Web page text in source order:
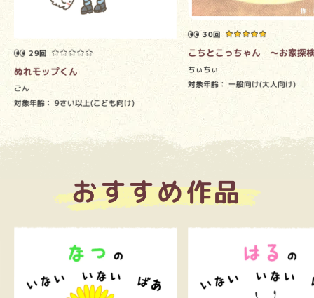
29回
ぬれモップくん
ごん
対象年齢： 9さい以上(こども向け)
30回
こちとこっちゃん ～お家探
ちぃちぃ
対象年齢： 一般向け(大人向け)
おすすめ作品